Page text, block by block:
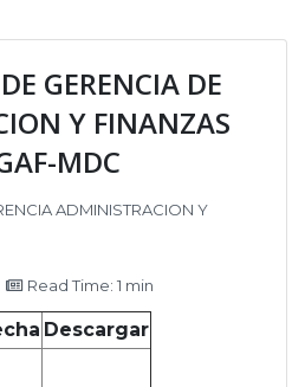
GERENCIA DE
Y FINANZAS
MDC
ADMINISTRACION Y
Read Time: 1 min
Descargar